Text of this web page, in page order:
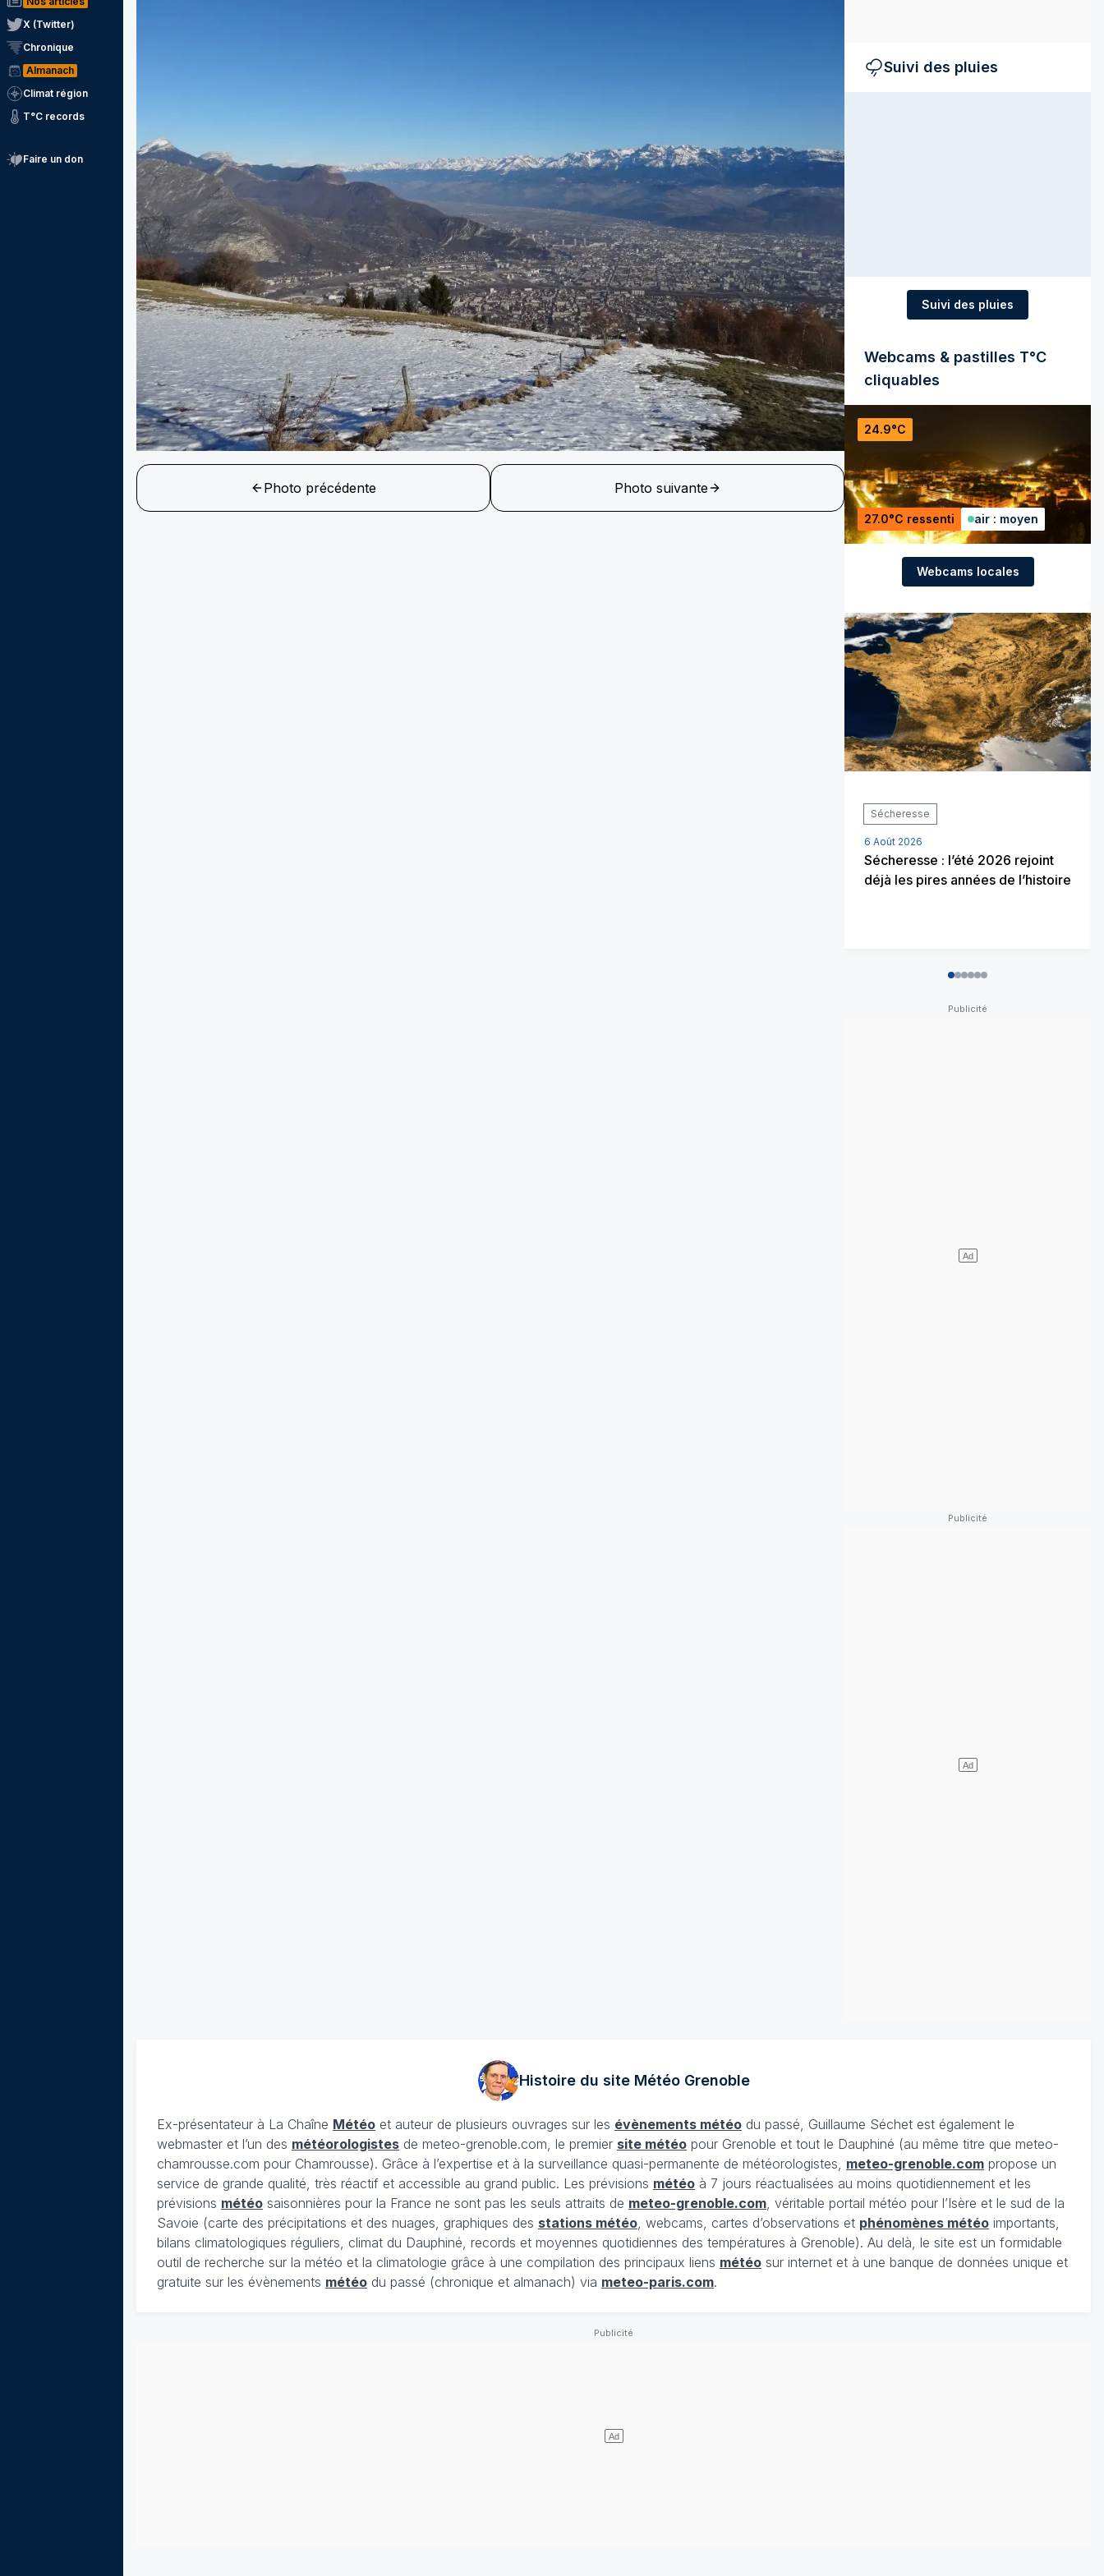
X (Twitter)
Chronique
Almanach
Climat région
T°C records
Faire un don
Photo précédente Photo suivante
Suivi des pluies
Suivi des pluies
Webcams & pastilles T°C
cliquables
24.9°C
27.0°C ressenti air : moyen
Webcams locales
Sécheresse
6 Août 2026
Sécheresse : l’été 2026 rejoint
déjà les pires années de l’histoire
012345
Histoire du site MétéoGrenoble
Ex-présentateur à La Chaîne Météo et auteur de plusieurs ouvrages sur les évènements météo du passé, Guillaume Séchet est également le
webmaster et l’un des météorologistes de meteo-grenoble.com, le premier site météo pour Grenoble et tout le Dauphiné (au même titre que meteo-
chamrousse.com pour Chamrousse). Grâce à l’expertise et à la surveillance quasi-permanente de météorologistes, meteo-grenoble.com propose un
service de grande qualité, très réactif et accessible au grand public. Les prévisions météo à 7 jours réactualisées au moins quotidiennement et les
prévisions météo saisonnières pour la France ne sont pas les seuls attraits de meteo-grenoble.com , véritable portail météo pour l’Isère et le sud de la
Savoie (carte des précipitations et des nuages, graphiques des stations météo , webcams, cartes d’observations et phénomènes météo importants,
bilans climatologiques réguliers, climat du Dauphiné, records et moyennes quotidiennes des températures à Grenoble). Au delà, le site est un formidable
outil de recherche sur la météo et la climatologie grâce à une compilation des principaux liens météo sur internet et à une banque de données unique et
gratuite sur les évènements météo du passé (chronique et almanach) via meteo-paris.com.